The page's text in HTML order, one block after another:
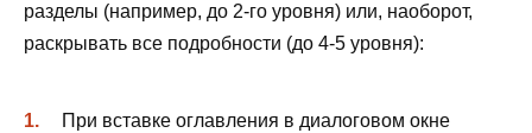
разделы (например, до 2-го уровня) или, наоборот,
раскрывать все подробности (до 4-5 уровня):
При вставке оглавления в диалоговом окне